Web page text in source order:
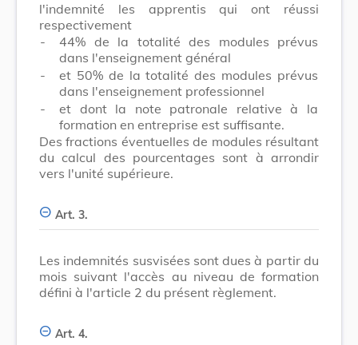
l'indemnité les apprentis qui ont réussi
respectivement
-
44% de la totalité des modules prévus
dans l'enseignement général
-
et 50% de la totalité des modules prévus
dans l'enseignement professionnel
-
et dont la note patronale relative à la
formation en entreprise est suffisante.
Des fractions éventuelles de modules résultant
du calcul des pourcentages sont à arrondir
vers l'unité supérieure.
Art. 3.
Les indemnités susvisées sont dues à partir du
mois suivant l'accès au niveau de formation
défini à l'article 2 du présent règlement.
Art. 4.